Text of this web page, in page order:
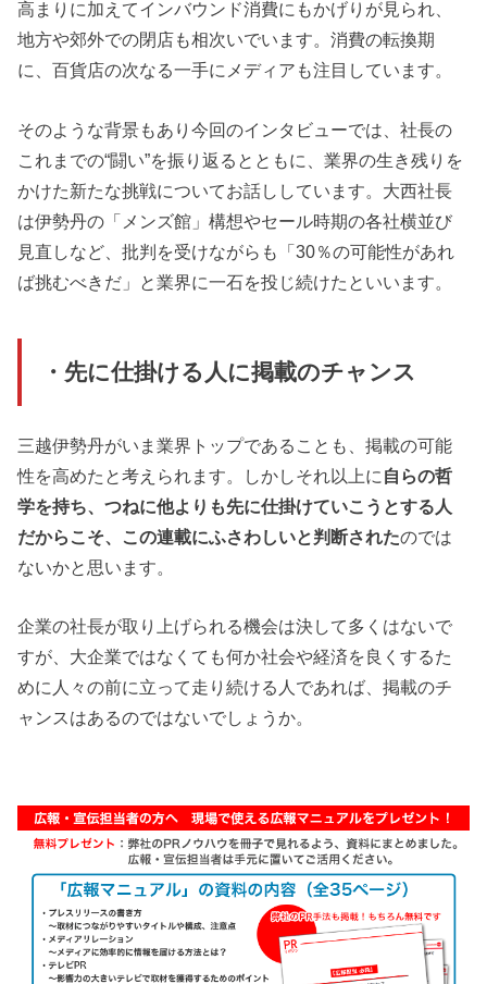
高まりに加えてインバウンド消費にもかげりが見られ、
地方や郊外での閉店も相次いでいます。消費の転換期
に、百貨店の次なる一手にメディアも注目しています。
そのような背景もあり今回のインタビューでは、社長の
これまでの“闘い”を振り返るとともに、業界の生き残りを
かけた新たな挑戦についてお話ししています。大西社長
は伊勢丹の「メンズ館」構想やセール時期の各社横並び
見直しなど、批判を受けながらも「30％の可能性があれ
ば挑むべきだ」と業界に一石を投じ続けたといいます。
・先に仕掛ける人に掲載のチャンス
三越伊勢丹がいま業界トップであることも、掲載の可能
性を高めたと考えられます。しかしそれ以上に 自らの哲
学を持ち、つねに他よりも先に仕掛けていこうとする人
だからこそ、この連載にふさわしいと判断されたのでは
ないかと思います。
企業の社長が取り上げられる機会は決して多くはないで
すが、大企業ではなくても何か社会や経済を良くするた
めに人々の前に立って走り続ける人であれば、掲載のチ
ャンスはあるのではないでしょうか。